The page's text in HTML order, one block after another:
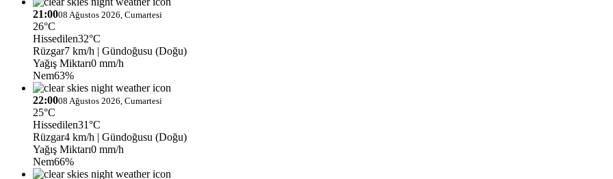
21:0008 Ağustos 2026, Cumartesi
26°C
Hissedilen32°C
Rüzgar7 km/h | Gündoğusu (Doğu)
Yağış Miktarı0 mm/h
Nem63%
22:0008 Ağustos 2026, Cumartesi
25°C
Hissedilen31°C
Rüzgar4 km/h | Gündoğusu (Doğu)
Yağış Miktarı0 mm/h
Nem66%